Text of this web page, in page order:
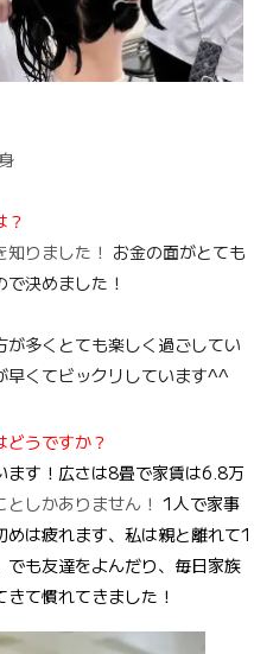
？
りました！ お金の面がとても
決めました！
多くとても楽しく過ごしてい
早くてビックリしています^^
どうですか？
ます！広さは8畳で家賃は6.8万
しかありません！ 1人で家事
は疲れます、私は親と離れて1
も友達をよんだり、毎日家族
て慣れてきました！